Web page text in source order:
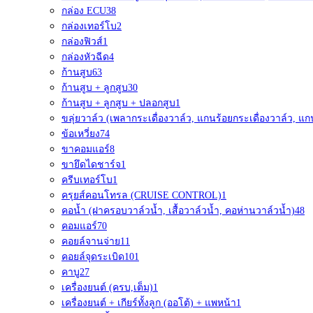
กล่อง ECU38
กล่องเทอร์โบ2
กล่องฟิวส์1
กล่องหัวฉีด4
ก้านสูบ63
ก้านสูบ + ลูกสูบ30
ก้านสูบ + ลูกสูบ + ปลอกสูบ1
ขลุ่ยวาล์ว (เพลากระเดื่องวาล์ว, แกนร้อยกระเดื่องวาล์ว, แก
ข้อเหวี่ยง74
ขาคอมแอร์8
ขายึดไดชาร์จ1
ครีบเทอร์โบ1
ครุยส์คอนโทรล (CRUISE CONTROL)1
คอน้ำ (ฝาครอบวาล์วน้ำ, เสื้อวาล์วน้ำ, คอห่านวาล์วน้ำ)48
คอมแอร์70
คอยล์จานจ่าย11
คอยล์จุดระเบิด101
คาบู27
เครื่องยนต์ (ครบ,เต็ม)1
เครื่องยนต์ + เกียร์ทั้งลูก (ออโต้) + แพหน้า1